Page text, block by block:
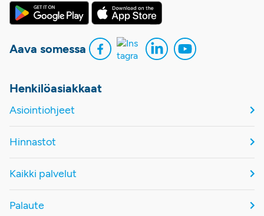
Aava somessa
Henkilöasiakkaat
Asiointiohjeet
Hinnastot
Kaikki palvelut
Palaute